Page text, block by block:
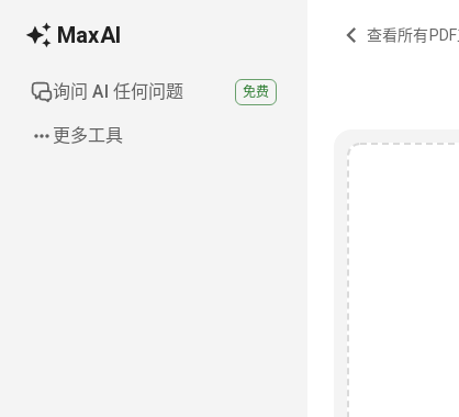
MaxAI
询问 AI 任何问题 免费
更多工具
查看所有